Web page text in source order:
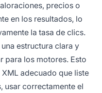
precios o
en los resultados, lo
la tasa de clics.
estructura clara y
para los motores. Esto
adecuado que liste
usar correctamente el